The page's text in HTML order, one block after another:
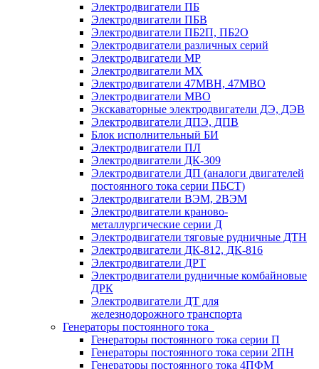
Электродвигатели ПБ
Электродвигатели ПБВ
Электродвигатели ПБ2П, ПБ2О
Электродвигатели различных серий
Электродвигатели МР
Электродвигатели MX
Электродвигатели 47MBH, 47МВО
Электродвигатели MBO
Экскаваторные электродвигатели ДЭ, ДЭВ
Электродвигатели ДПЭ, ДПВ
Блок исполнительный БИ
Электродвигатели ПЛ
Электродвигатели ДК-309
Электродвигатели ДП (аналоги двигателей
постоянного тока серии ПБСТ)
Электродвигатели ВЭМ, 2ВЭМ
Электродвигатели краново-
металлургические серии Д
Электродвигатели тяговые рудничные ДТН
Электродвигатели ДК-812, ДК-816
Электродвигатели ДРТ
Электродвигатели рудничные комбайновые
ДРК
Электродвигатели ДТ для
железнодорожного транспорта
Генераторы постоянного тока
Генераторы постоянного тока серии П
Генераторы постоянного тока серии 2ПН
Генераторы постоянного тока 4ПФМ